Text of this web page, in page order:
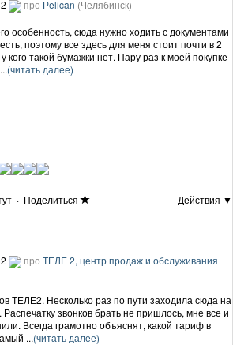
про Рelican (Челябинск)
особенность, сюда нужно ходить с документами
поэтому все здесь для меня стоит почти в 2
кого такой бумажки нет. Пару раз к моей покупке
(читать далее)
· Поделиться
Действия ▼
про ТЕЛЕ 2, центр продаж и обслуживания
ТЕЛЕ2. Несколько раз по пути заходила сюда на
звонков брать не пришлось, мне все и
Всегда грамотно объяснят, какой тариф в
...(читать далее)